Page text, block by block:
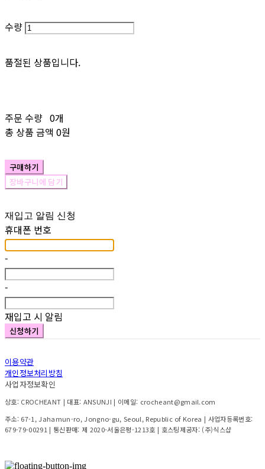
수량
품절된 상품입니다.
주문 수량 0개
총 상품 금액 0원
구매하기
장바구니에 담기
재입고 알림 신청
휴대폰 번호
-
-
재입고 시 알림
신청하기
이용약관
개인정보처리방침
사업자정보확인
상호: CROCHEANT | 대표: ANSUNJI | 이메일: crocheant@gmail.com
주소: 67-1, Jahamun-ro, Jongno-gu, Seoul, Republic of Korea | 사업자등록번호:
679-79-00291 | 통신판매: 제 2020-서울은평-1213호 | 호스팅제공자: (주)식스샵